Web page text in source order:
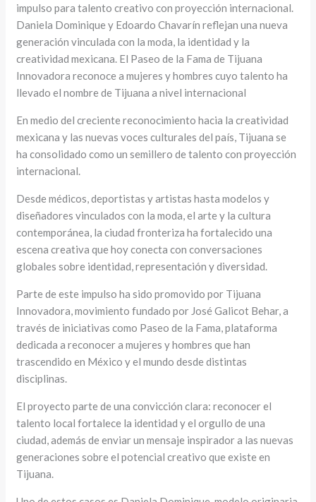
impulso para talento creativo con proyección internacional.
Daniela Dominique y Edoardo Chavarín reflejan una nueva
generación vinculada con la moda, la identidad y la
creatividad mexicana. El Paseo de la Fama de Tijuana
Innovadora reconoce a mujeres y hombres cuyo talento ha
llevado el nombre de Tijuana a nivel internacional
En medio del creciente reconocimiento hacia la creatividad
mexicana y las nuevas voces culturales del país, Tijuana se
ha consolidado como un semillero de talento con proyección
internacional.
Desde médicos, deportistas y artistas hasta modelos y
diseñadores vinculados con la moda, el arte y la cultura
contemporánea, la ciudad fronteriza ha fortalecido una
escena creativa que hoy conecta con conversaciones
globales sobre identidad, representación y diversidad.
Parte de este impulso ha sido promovido por Tijuana
Innovadora, movimiento fundado por José Galicot Behar, a
través de iniciativas como Paseo de la Fama, plataforma
dedicada a reconocer a mujeres y hombres que han
trascendido en México y el mundo desde distintas
disciplinas.
El proyecto parte de una convicción clara: reconocer el
talento local fortalece la identidad y el orgullo de una
ciudad, además de enviar un mensaje inspirador a las nuevas
generaciones sobre el potencial creativo que existe en
Tijuana.